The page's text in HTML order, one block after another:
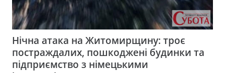
Нічна атака на Житомирщину: троє
постраждалих, пошкоджені будинки та
підприємство з німецькими